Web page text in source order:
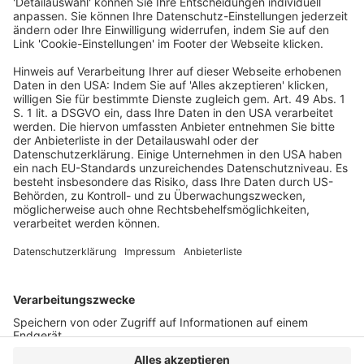
Tätigkeiten und Beweiswürdigung
Veröffentlicht am17. Dezember 2024vonkw
BGH, Urteil vom 7.11.2024 – III ZR 79/23 a) Zur
Feststellung der subjektiven Tatseite der Beihilfe bei
berufstypischen Tätigkeiten (hier: Steuerberatung und
Buchhaltung). b) Rechtsfehlerhaft ist eine
Beweiswürdigung, die sich […]
WEITERLESEN
KONTAKT